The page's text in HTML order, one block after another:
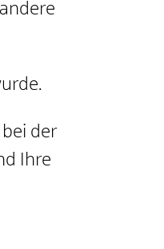
der
Ihre